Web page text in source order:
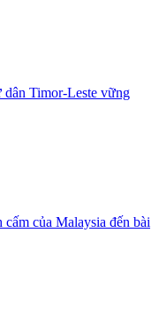
Timor-Leste vững
của Malaysia đến bài